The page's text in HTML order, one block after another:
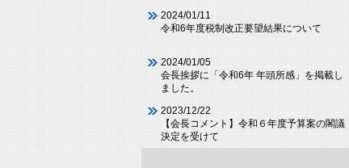
2024/01/11
令和6年度税制改正要望結果について
2024/01/05
会長挨拶に「令和6年 年頭所感」を掲載し
ました。
2023/12/22
【会長コメント】令和６年度予算案の閣議
決定を受けて